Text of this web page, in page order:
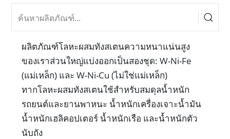
ผลิตภัณฑ์โลหะผสมทังสเตนความหนาแน่นสูง
ของเราส่วนใหญ่แบ่งออกเป็นสองชุด: W-Ni-Fe
(แม่เหล็ก) และ W-Ni-Cu (ไม่ใช่แม่เหล็ก)
ทากโลหะผสมทังสเตนใช้สำหรับสมดุลน้ำหนัก
รถยนต์และยานพาหนะ น้ำหนักเครื่องเจาะน้ำมัน
น้ำหนักเฮลิคอปเตอร์ น้ำหนักเรือ และน้ำหนักตัว
นับถัง